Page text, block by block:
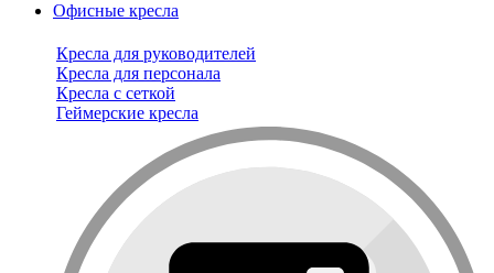
Офисные кресла
Кресла для руководителей
Кресла для персонала
Кресла с сеткой
Геймерские кресла